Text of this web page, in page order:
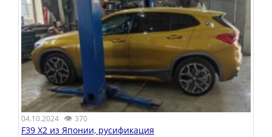
04.10.2024 👁 370
F39 X2 из Японии, русификация